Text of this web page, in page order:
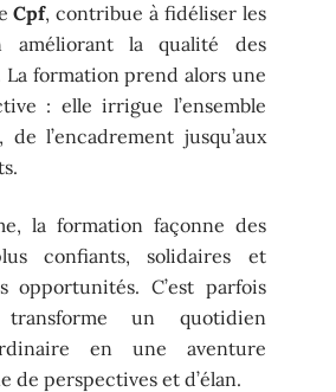
Cpf, contribue à fidéliser les
améliorant la qualité des
formation prend alors une
: elle irrigue l’ensemble
de l’encadrement jusqu’aux
la formation façonne des
confiants, solidaires et
opportunités. C’est parfois
un quotidien
en une aventure
de perspectives et d’élan.